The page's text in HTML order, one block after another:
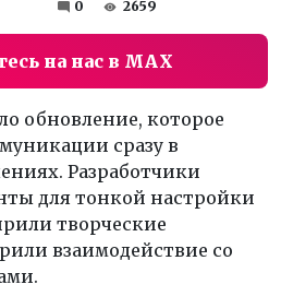
0 2659
на нас в MAX
обновление, которое
сразу в
Разработчики
для тонкой настройки
творческие
взаимодействие со